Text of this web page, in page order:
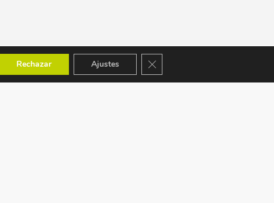
Rechazar Ajustes Cerrar el banner de cookies RGPD